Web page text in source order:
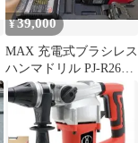
¥39,000
MAX 充電式ブラシレス
ハンマドリル PJ-R265
本体 ケース付